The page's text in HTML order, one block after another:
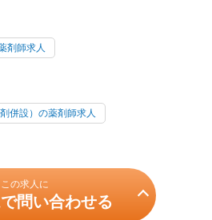
剤師求人
併設）の薬剤師求人
この求人に
問い合わせる